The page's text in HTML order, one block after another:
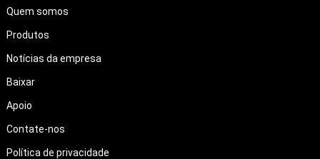
Quem somos
Produtos
Notícias da empresa
Baixar
Apoio
Contate-nos
Política de privacidade